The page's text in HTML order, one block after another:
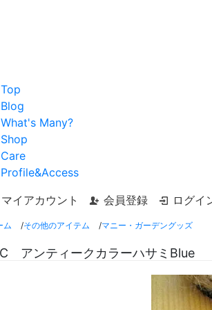
Top
Blog
What's Many?
Shop
Care
Profile&Access
マイアカウント
会員登録 ログイ
ム /その他のアイテム /マニー・ガーデングッズ
アンティークカラーハサミBlue